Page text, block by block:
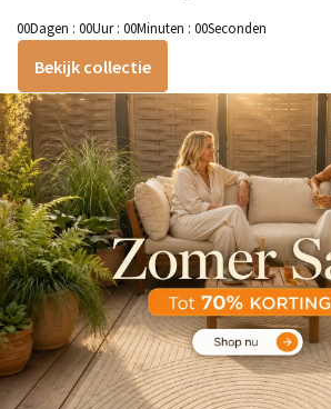
00Dagen : 00Uur: 00Minuten : 00Seconden
Bekijk collectie